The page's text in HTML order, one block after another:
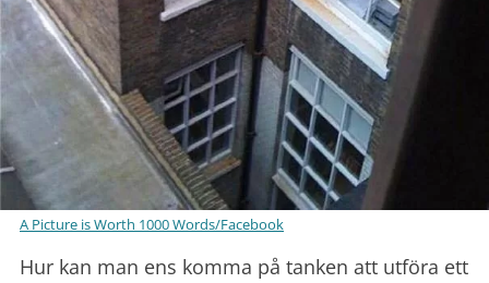
A Picture is Worth 1000 Words/Facebook
Hur kan man ens komma på tanken att utföra ett